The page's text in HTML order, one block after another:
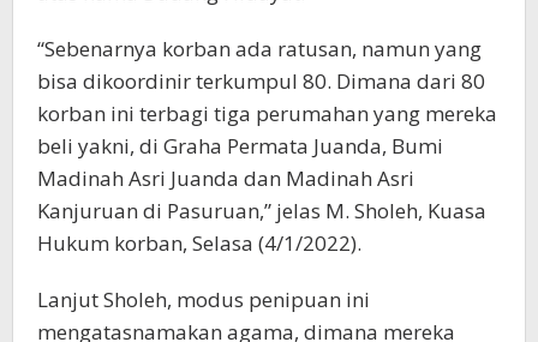
“Sebenarnya korban ada ratusan, namun yang
bisa dikoordinir terkumpul 80. Dimana dari 80
korban ini terbagi tiga perumahan yang mereka
beli yakni, di Graha Permata Juanda, Bumi
Madinah Asri Juanda dan Madinah Asri
Kanjuruan di Pasuruan,” jelas M. Sholeh, Kuasa
Hukum korban, Selasa (4/1/2022).
Lanjut Sholeh, modus penipuan ini
mengatasnamakan agama, dimana mereka